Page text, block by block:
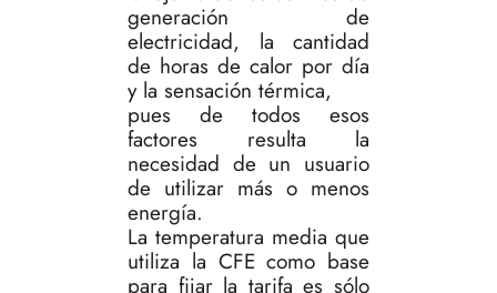
generación de
electricidad, la cantidad
de horas de calor por día
y la sensación térmica,
pues de todos esos
factores resulta la
necesidad de un usuario
de utilizar más o menos
energía.
La temperatura media que
utiliza la CFE como base
para fijar la tarifa es sólo